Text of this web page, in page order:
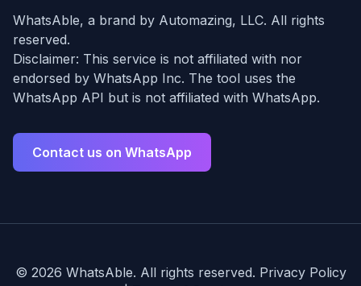
WhatsAble, a brand by Automazing, LLC. All rights
reserved.
Disclaimer: This service is not affiliated with nor
endorsed by WhatsApp Inc. The tool uses the
WhatsApp API but is not affiliated with WhatsApp.
Contact us on WhatsApp
© 2026 WhatsAble. All rights reserved. Privacy Policy